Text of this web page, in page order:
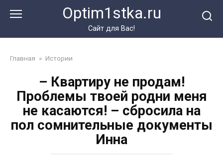
Optim1stka.ru
Сайт для Вас!
Главная » Истории
– Квартиру не продам!
Проблемы твоей родни меня
не касаются! – сбросила на
пол сомнительные документы
Инна